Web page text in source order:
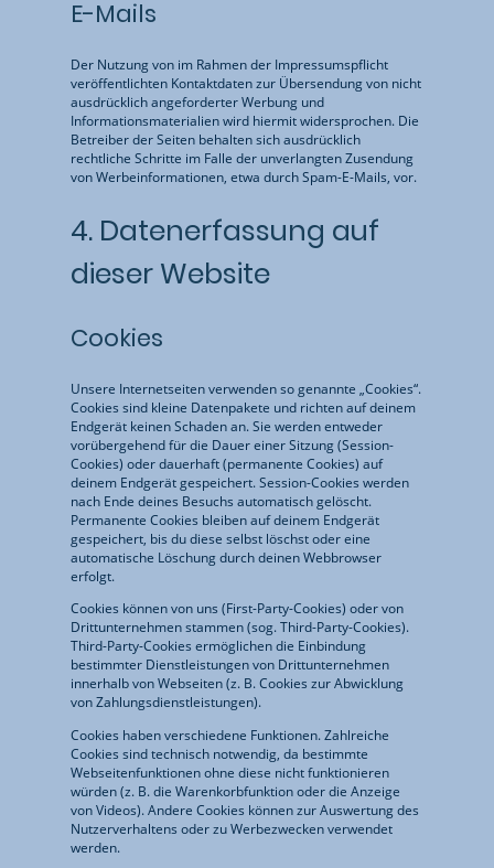
E-Mails
Der Nutzung von im Rahmen der Impressumspflicht
veröffentlichten Kontaktdaten zur Übersendung von nicht
ausdrücklich angeforderter Werbung und
Informationsmaterialien wird hiermit widersprochen. Die
Betreiber der Seiten behalten sich ausdrücklich
rechtliche Schritte im Falle der unverlangten Zusendung
von Werbeinformationen, etwa durch Spam-E-Mails, vor.
4. Datenerfassung auf
dieser Website
Cookies
Unsere Internetseiten verwenden so genannte „Cookies“.
Cookies sind kleine Datenpakete und richten auf deinem
Endgerät keinen Schaden an. Sie werden entweder
vorübergehend für die Dauer einer Sitzung (Session-
Cookies) oder dauerhaft (permanente Cookies) auf
deinem Endgerät gespeichert. Session-Cookies werden
nach Ende deines Besuchs automatisch gelöscht.
Permanente Cookies bleiben auf deinem Endgerät
gespeichert, bis du diese selbst löschst oder eine
automatische Löschung durch deinen Webbrowser
erfolgt.
Cookies können von uns (First-Party-Cookies) oder von
Drittunternehmen stammen (sog. Third-Party-Cookies).
Third-Party-Cookies ermöglichen die Einbindung
bestimmter Dienstleistungen von Drittunternehmen
innerhalb von Webseiten (z. B. Cookies zur Abwicklung
von Zahlungsdienstleistungen).
Cookies haben verschiedene Funktionen. Zahlreiche
Cookies sind technisch notwendig, da bestimmte
Webseitenfunktionen ohne diese nicht funktionieren
würden (z. B. die Warenkorbfunktion oder die Anzeige
von Videos). Andere Cookies können zur Auswertung des
Nutzerverhaltens oder zu Werbezwecken verwendet
werden.